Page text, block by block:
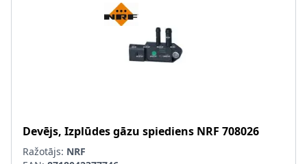
Devējs, Izplūdes gāzu spiediens NRF 708026
Ražotājs: NRF